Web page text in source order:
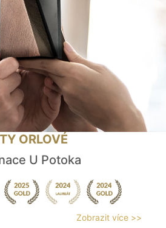
ORLOVÉ
U Potoka
Zobrazit více >>